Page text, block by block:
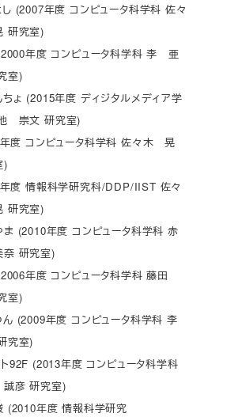
し (2007年度 コンピュータ科学科 佐々
究室)
年度 コンピュータ科学科 李 亜
室)
ちょ (2015年度 ディジタルメディア学
崇文 研究室)
度 コンピュータ科学科 佐々木 晃
)
度 情報科学研究科/DDP/IIST 佐々
究室)
ま (2010年度 コンピュータ科学科 赤
研究室)
年度 コンピュータ科学科 藤田
室)
ん (2009年度 コンピュータ科学科 李
究室)
92F (2013年度 コンピュータ科学科
彦 研究室)
(2010年度 情報科学研究